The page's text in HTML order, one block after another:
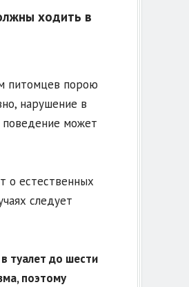
ходить в
питомцев порою
нарушение в
поведение может
о естественных
следует
туалет до шести
поэтому